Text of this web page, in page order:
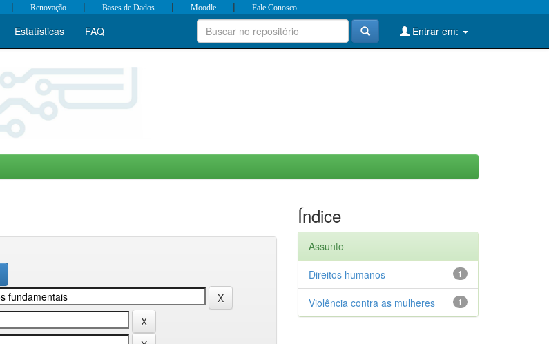
| Renovação | Bases de Dados | Moodle | Fale Conosco
Estatísticas FAQ Entrar em:
Índice
Assunto
1
Direitos humanos
1
Violência contra as mulheres